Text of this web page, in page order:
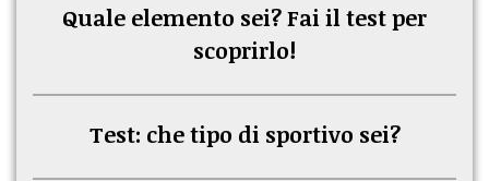
Quale elemento sei? Fai il test per
scoprirlo!
Test: che tipo di sportivo sei?